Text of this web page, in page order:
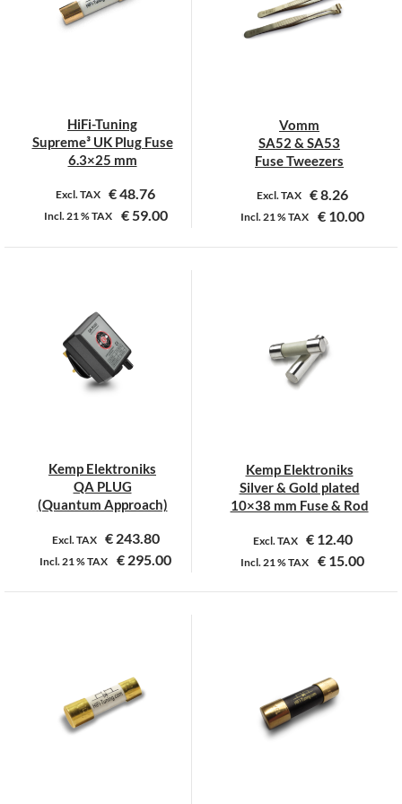
Deze
de
productpagina
Deze
optie
de
productpagina
HiFi-Tuning
Supreme³ UK Plug Fuse
6.3×25 mm
Excl. TAX €48.76
Incl.21 %TAX €59.00
Vomm
SA52 & SA53
Fuse Tweezers
Excl. TAX €8.26
Incl.21 %TAX € 10.00
Dit
variaties.
Deze
optie
de
productpagina
Kemp Elektroniks
QA PLUG
(Quantum Approach)
Excl. TAX €243.80
Incl.21 %TAX € 295.00
Dit
variaties.
Deze
optie
Kemp Elektroniks
Silver & Gold plated
10×38 mm Fuse & Rod
Excl. TAX €12.40
Incl.21 %TAX € 15.00
Dit
variaties.
Deze
optie